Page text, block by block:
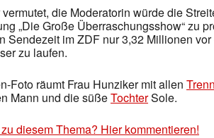
die Moderatorin würde die
„Die Große Überraschungsshow“ zu
Sendezeit im ZDF nur 3,32 Millionen
zu laufen.
Foto räumt Frau Hunziker mit allen
Mann und die süßeTochterSole.
diesem Thema? Hier kommentieren!